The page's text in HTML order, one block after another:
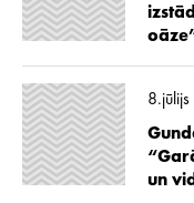
8.jūlijs
un